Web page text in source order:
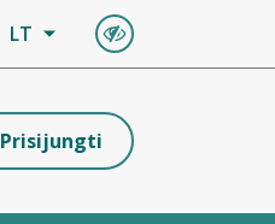
LT
Prisijungti